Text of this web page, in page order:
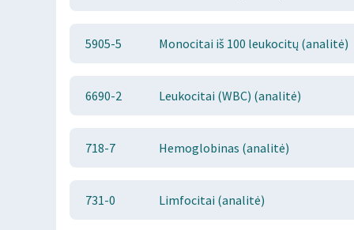
5905-5 Monocitai iš 100 leukocitų (analitė)
6690-2 Leukocitai (WBC) (analitė)
718-7 Hemoglobinas (analitė)
731-0 Limfocitai (analitė)